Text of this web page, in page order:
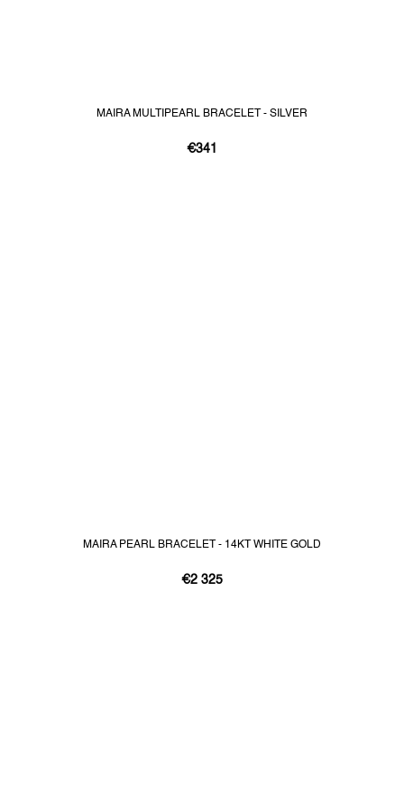
MAIRA MULTIPEARL BRACELET - SILVER
€341
MAIRA PEARL BRACELET - 14KT WHITE GOLD
€2 325